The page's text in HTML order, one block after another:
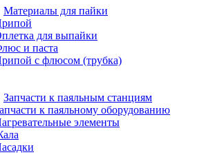
Материалы для пайки
для выпайки
и паста
с флюсом (трубка)
Запчасти к паяльным станциям
к паяльному оборудованию
элементы